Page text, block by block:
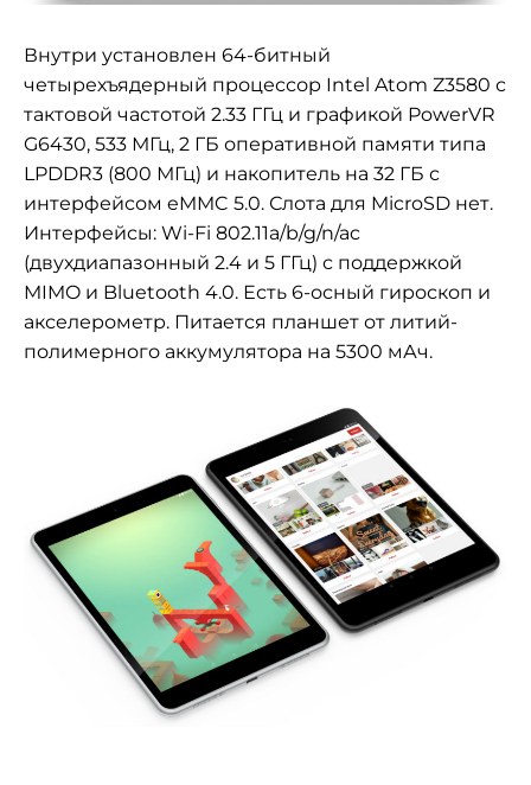
Внутри установлен 64-битный
четырехъядерный процессор Intel Atom Z3580 с
тактовой частотой 2.33 ГГц и графикой PowerVR
G6430, 533 МГц, 2 ГБ оперативной памяти типа
LPDDR3 (800 МГц) и накопитель на 32 ГБ с
интерфейсом eMMC 5.0. Слота для MicroSD нет.
Интерфейсы: Wi-Fi 802.11a/b/g/n/ac
(двухдиапазонный 2.4 и 5 ГГц) с поддержкой
MIMO и Bluetooth 4.0. Есть 6-осный гироскоп и
акселерометр. Питается планшет от литий-
полимерного аккумулятора на 5300 мАч.